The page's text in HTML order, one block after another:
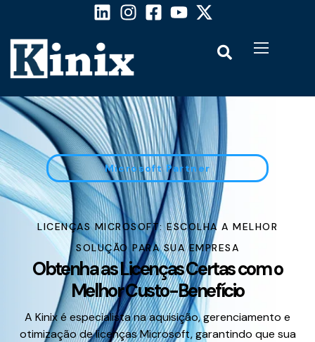
Microsoft Partner
LICENÇAS MICROSOFT: ESCOLHA A MELHOR
SOLUÇÃO PARA SUA EMPRESA
Obtenha as Licenças Certas com o
Melhor Custo-Benefício
A Kinix é especialista na aquisição, gerenciamento e
otimização de licenças Microsoft, garantindo que sua